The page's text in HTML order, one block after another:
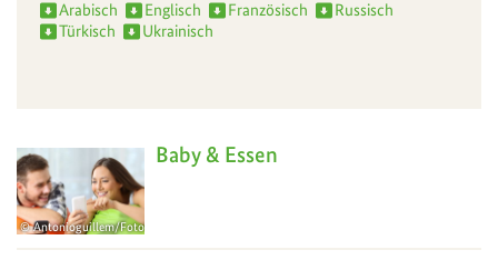
Arabisch
Englisch Französisch
Russisch
Türkisch
Ukrainisch
Antonioguillem/Fotolia.com
Baby & Essen